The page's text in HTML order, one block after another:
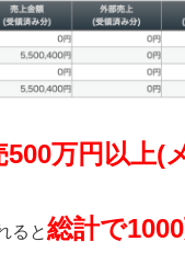
500万円以上(
ると総計で